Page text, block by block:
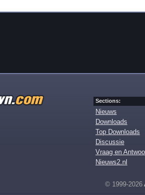
Sections:
Nieuws
Downloads
Top Downloads
Discussie
Vraag en
Nieuws2.nl
© 1999-2026